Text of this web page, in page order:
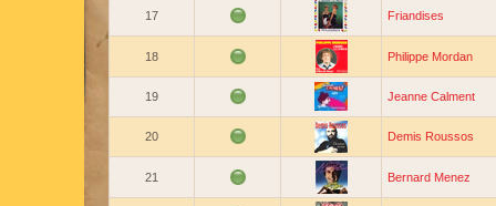
17 Friandises
18 Philippe Mordan
19 Jeanne Calment
20 Demis Roussos
21 Bernard Menez